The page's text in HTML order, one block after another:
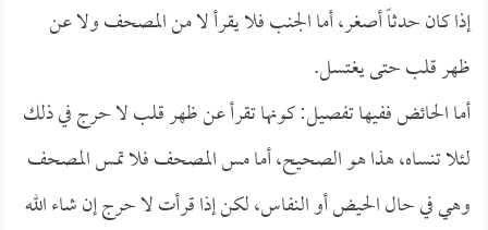
إذا كان حدثاً أصغر، أما الجنب فلا يقرأ لا من المصحف ولا عن
ظهر قلب حتى يغتسل.
أما الحائض ففيها تفصيل: كونها تقرأ عن ظهر قلب لا حرج في ذلك
لئلا تنساه، هذا هو الصحيح، أما مس المصحف فلا تمس المصحف
وهي في حال الحيض أو النفاس، لكن إذا قرأت لا حرج إن شاء الله